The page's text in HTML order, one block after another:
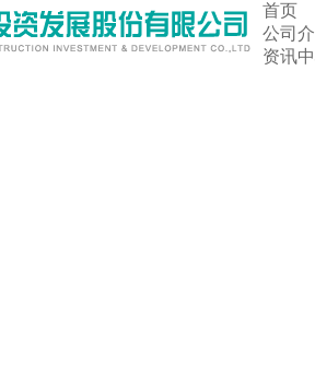
首页
公司
资讯